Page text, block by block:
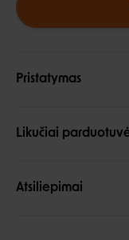
Pristatymas
Likučiai
Atsiliepimai